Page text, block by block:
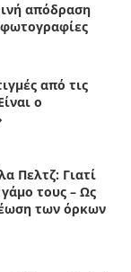
απόδραση
φωτογραφίες
από τις
ο
Πελτζ: Γιατί
τους – Ως
των όρκων